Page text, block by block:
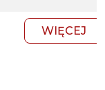
WIĘCEJ